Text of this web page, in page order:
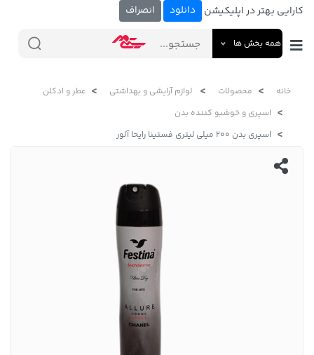
کارایی بهتر در اپلیکیشن دانلود انصراف
همه بخش ها
خانه محصولات لوازم آرایشی و بهداشتی
عطر و ادکلن
اسپری و خوشبو کننده بدن
اسپری بدن 200 میلی لیتری فستینا رایحا آلور